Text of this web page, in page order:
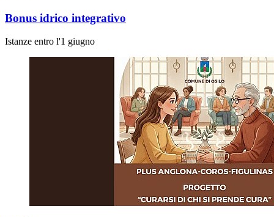
Bonus idrico integrativo
Istanze entro l'1 giugno